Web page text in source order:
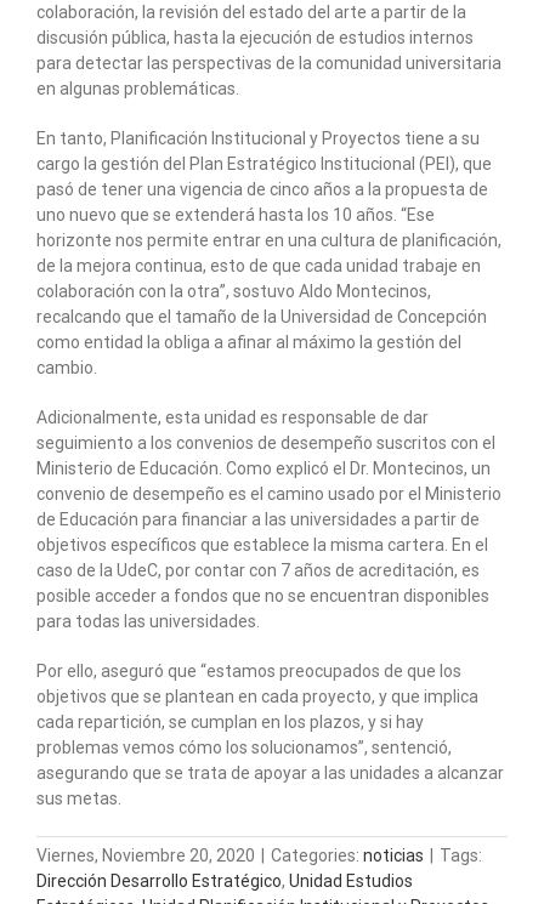
colaboración, la revisión del estado del arte a partir de la
discusión pública, hasta la ejecución de estudios internos
para detectar las perspectivas de la comunidad universitaria
en algunas problemáticas.
En tanto, Planificación Institucional y Proyectos tiene a su
cargo la gestión del Plan Estratégico Institucional (PEI), que
pasó de tener una vigencia de cinco años a la propuesta de
uno nuevo que se extenderá hasta los 10 años. “Ese
horizonte nos permite entrar en una cultura de planificación,
de la mejora continua, esto de que cada unidad trabaje en
colaboración con la otra”, sostuvo Aldo Montecinos,
recalcando que el tamaño de la Universidad de Concepción
como entidad la obliga a afinar al máximo la gestión del
cambio.
Adicionalmente, esta unidad es responsable de dar
seguimiento a los convenios de desempeño suscritos con el
Ministerio de Educación. Como explicó el Dr. Montecinos, un
convenio de desempeño es el camino usado por el Ministerio
de Educación para financiar a las universidades a partir de
objetivos específicos que establece la misma cartera. En el
caso de la UdeC, por contar con 7 años de acreditación, es
posible acceder a fondos que no se encuentran disponibles
para todas las universidades.
Por ello, aseguró que “estamos preocupados de que los
objetivos que se plantean en cada proyecto, y que implica
cada repartición, se cumplan en los plazos, y si hay
problemas vemos cómo los solucionamos”, sentenció,
asegurando que se trata de apoyar a las unidades a alcanzar
sus metas.
Viernes, Noviembre 20, 2020 Categories: noticias
Tags:
Dirección Desarrollo Estratégico, Unidad Estudios